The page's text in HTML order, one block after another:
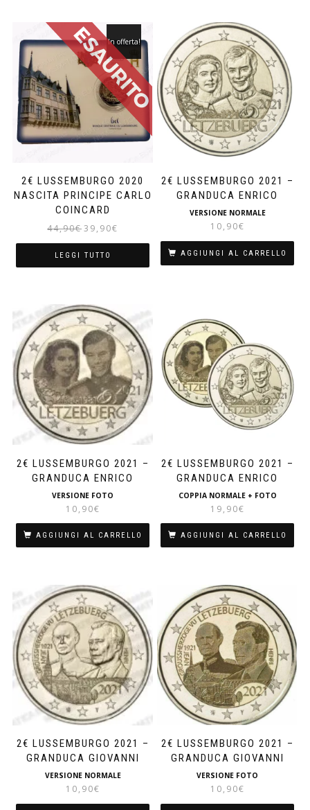
2€ LUSSEMBURGO 2020
NASCITA PRINCIPE CARLO
COINCARD
In offerta!
44,90€ Il
originale
39,90€
LEGGI TUTTO
2€ LUSSEMBURGO 2021 –
GRANDUCA ENRICO
VERSIONE NORMALE
10,90€
AGGIUNGI AL CARRELLO
2€ LUSSEMBURGO 2021 –
GRANDUCA ENRICO
VERSIONE FOTO
10,90€
AGGIUNGI AL CARRELLO
2€ LUSSEMBURGO 2021 –
GRANDUCA ENRICO
COPPIA NORMALE + FOTO
19,90€
AGGIUNGI AL CARRELLO
2€ LUSSEMBURGO 2021 –
GRANDUCA GIOVANNI
VERSIONE NORMALE
10,90€
2€ LUSSEMBURGO 2021 –
GRANDUCA GIOVANNI
VERSIONE FOTO
10,90€